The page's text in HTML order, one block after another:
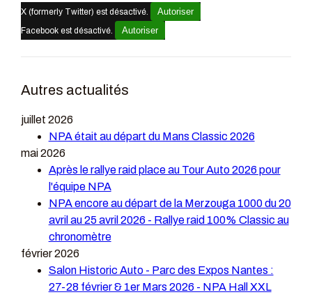
X (formerly Twitter) est désactivé. Autoriser
Facebook est désactivé. Autoriser
Autres actualités
juillet 2026
NPA était au départ du Mans Classic 2026
mai 2026
Après le rallye raid place au Tour Auto 2026 pour
l'équipe NPA
NPA encore au départ de la Merzouga 1000 du 20
avril au 25 avril 2026 - Rallye raid 100% Classic au
chronomètre
février 2026
Salon Historic Auto - Parc des Expos Nantes :
27-28 février & 1er Mars 2026 - NPA Hall XXL